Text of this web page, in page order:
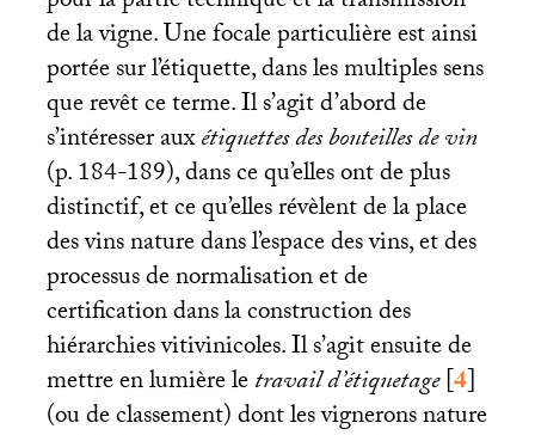
de la vigne. Une focale particulière est ainsi
portée sur l’étiquette, dans les multiples sens
que revêt ce terme. Il s’agit d’abord de
s’intéresser auxétiquettes des bouteilles de vin
(p. 184-189), dans ce qu’elles ont de plus
distinctif, et ce qu’elles révèlent de la place
des vins nature dans l’espace des vins, et des
processus de normalisation et de
certification dans la construction des
hiérarchies vitivinicoles. Il s’agit ensuite de
mettre en lumière letravail d’étiquetage[4]
(ou de classement) dont les vignerons nature